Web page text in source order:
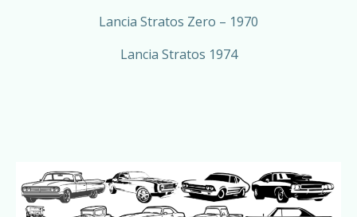
Lancia Stratos Zero – 1970
Lancia Stratos 1974